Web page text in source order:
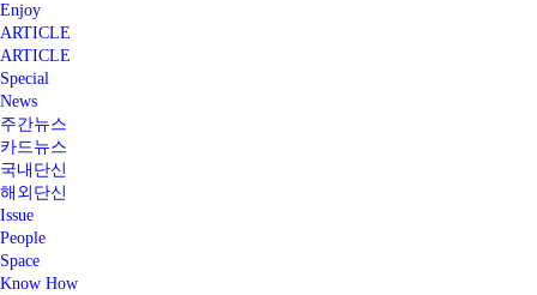
Enjoy
ARTICLE
ARTICLE
Special
News
주간뉴스
카드뉴스
국내단신
해외단신
Issue
People
Space
Know How